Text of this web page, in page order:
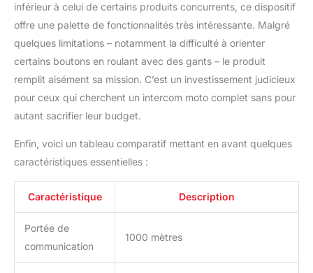
radio préférées lorsque
vous êtes sur la route. Le
Fodsports M1-S Air
intégrée qui vous permet
de capturer vos stations
de radio préférées et de
inférieur à celui de certains produits concurrents, ce dispositif
offre une palette de fonctionnalités très intéressante. Malgré
quelques limitations – notamment la difficulté à orienter
certains boutons en roulant avec des gants – le produit
remplit aisément sa mission. C’est un investissement judicieux
pour ceux qui cherchent un intercom moto complet sans pour
autant sacrifier leur budget.
Enfin, voici un tableau comparatif mettant en avant quelques
caractéristiques essentielles :
Caractéristique Description
Portée de
communication
1000 mètres